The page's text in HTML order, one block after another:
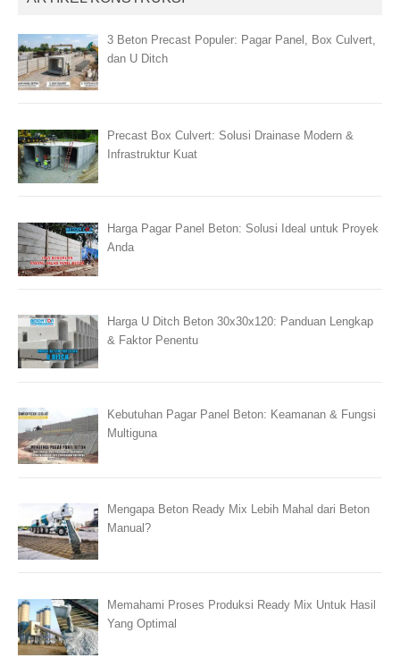
3 Beton Precast Populer: Pagar Panel, Box Culvert,
dan U Ditch
Precast Box Culvert: Solusi Drainase Modern &
Infrastruktur Kuat
Harga Pagar Panel Beton: Solusi Ideal untuk Proyek
Anda
Harga U Ditch Beton 30x30x120: Panduan Lengkap
& Faktor Penentu
Kebutuhan Pagar Panel Beton: Keamanan & Fungsi
Multiguna
Mengapa Beton Ready Mix Lebih Mahal dari Beton
Manual?
Memahami Proses Produksi Ready Mix Untuk Hasil
Yang Optimal